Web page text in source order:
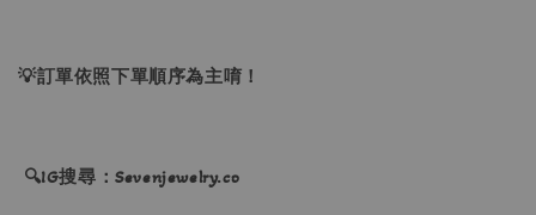
💡訂單依照下單順序為主唷！
🔍IG搜尋：Sevenjewelry.co